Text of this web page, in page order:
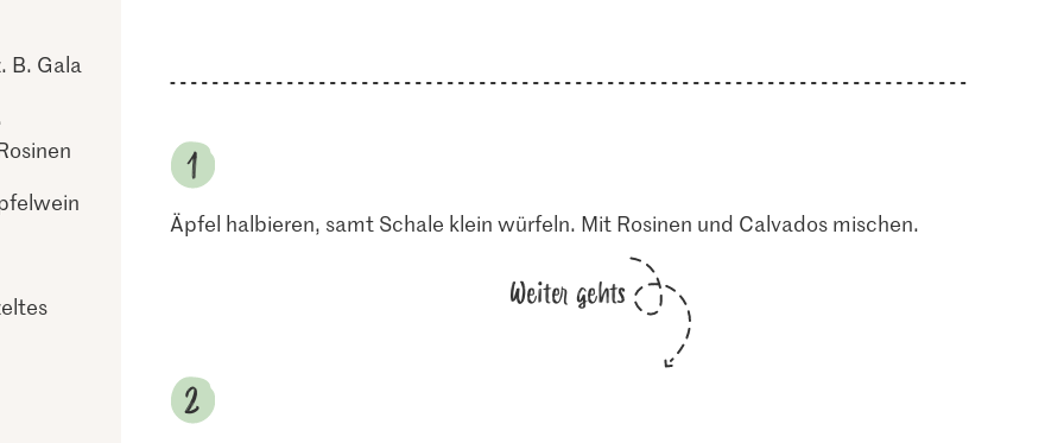
B. Gala
Äpfel halbieren, samt Schale klein würfeln. Mit Rosinen und Calvados mischen.
Weiter gehts